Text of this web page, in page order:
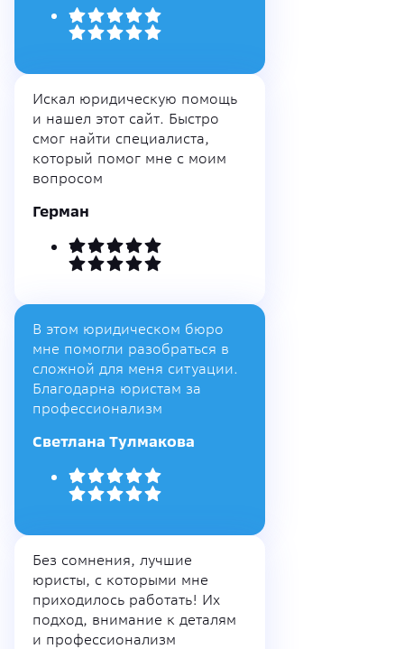
Искал юридическую помощь
и нашел этот сайт. Быстро
смог найти специалиста,
который помог мне с моим
вопросом
Герман
В этом юридическом бюро
мне помогли разобраться в
сложной для меня ситуации.
Благодарна юристам за
профессионализм
Светлана Тулмакова
Без сомнения, лучшие
юристы, с которыми мне
приходилось работать! Их
подход, внимание к деталям
и профессионализм